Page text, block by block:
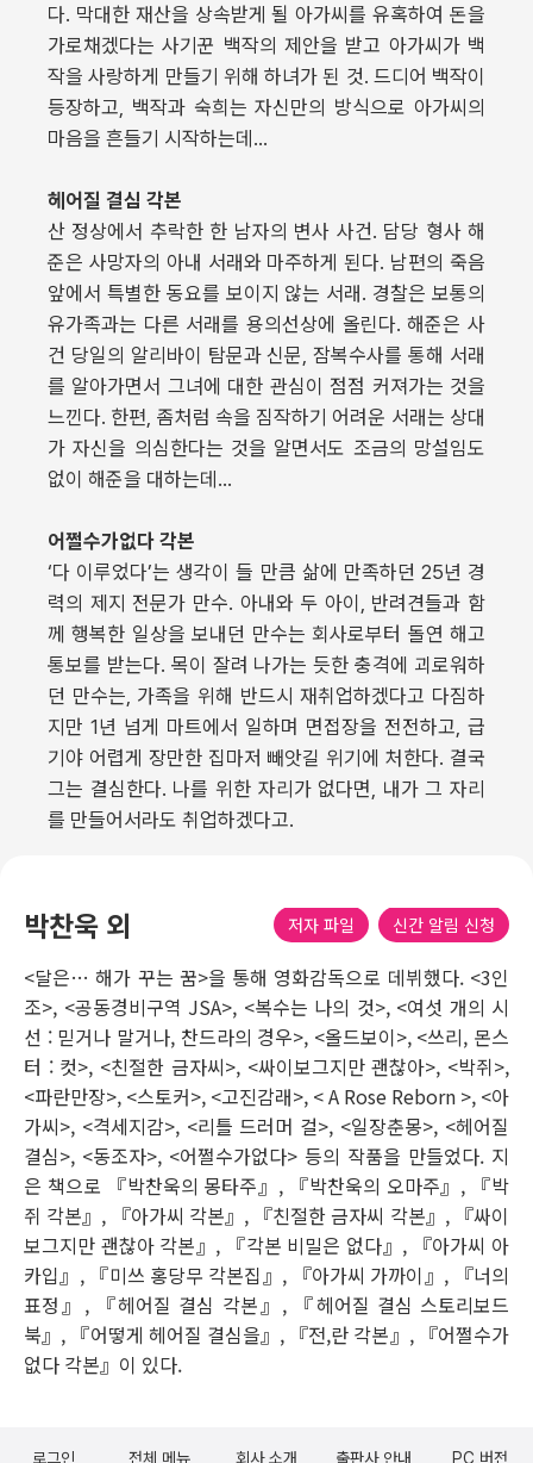
다. 막대한 재산을 상속받게 될 아가씨를 유혹하여 돈을
가로채겠다는 사기꾼 백작의 제안을 받고 아가씨가 백
작을 사랑하게 만들기 위해 하녀가 된 것. 드디어 백작이
등장하고, 백작과 숙희는 자신만의 방식으로 아가씨의
마음을 흔들기 시작하는데…
헤어질 결심 각본
산 정상에서 추락한 한 남자의 변사 사건. 담당 형사 해
준은 사망자의 아내 서래와 마주하게 된다. 남편의 죽음
앞에서 특별한 동요를 보이지 않는 서래. 경찰은 보통의
유가족과는 다른 서래를 용의선상에 올린다. 해준은 사
건 당일의 알리바이 탐문과 신문, 잠복수사를 통해 서래
를 알아가면서 그녀에 대한 관심이 점점 커져가는 것을
느낀다. 한편, 좀처럼 속을 짐작하기 어려운 서래는 상대
가 자신을 의심한다는 것을 알면서도 조금의 망설임도
없이 해준을 대하는데…
어쩔수가없다 각본
‘다 이루었다’는 생각이 들 만큼 삶에 만족하던 25년 경
력의 제지 전문가 만수. 아내와 두 아이, 반려견들과 함
께 행복한 일상을 보내던 만수는 회사로부터 돌연 해고
통보를 받는다. 목이 잘려 나가는 듯한 충격에 괴로워하
던 만수는, 가족을 위해 반드시 재취업하겠다고 다짐하
지만 1년 넘게 마트에서 일하며 면접장을 전전하고, 급
기야 어렵게 장만한 집마저 빼앗길 위기에 처한다. 결국
그는 결심한다. 나를 위한 자리가 없다면, 내가 그 자리
를 만들어서라도 취업하겠다고.
박찬욱 외 저자 파일 신간 알림 신청
<달은… 해가 꾸는 꿈>을 통해 영화감독으로 데뷔했다. <3인
조>, <공동경비구역 JSA>, <복수는 나의 것>, <여섯 개의 시
선 : 믿거나 말거나, 찬드라의 경우>, <올드보이>, <쓰리, 몬스
터 : 컷>, <친절한 금자씨>, <싸이보그지만 괜찮아>, <박쥐>,
<파란만장>, <스토커>, <고진감래>, < A Rose Reborn >, <아
가씨>, <격세지감>, <리틀 드러머 걸>, <일장춘몽>, <헤어질
결심>, <동조자>, <어쩔수가없다> 등의 작품을 만들었다. 지
은 책으로 『박찬욱의 몽타주』, 『박찬욱의 오마주』, 『박
쥐 각본』, 『아가씨 각본』, 『친절한 금자씨 각본』, 『싸이
보그지만 괜찮아 각본』, 『각본 비밀은 없다』, 『아가씨 아
카입』, 『미쓰 홍당무 각본집』, 『아가씨 가까이』, 『너의
표정』, 『헤어질 결심 각본』, 『헤어질 결심 스토리보드
북』, 『어떻게 헤어질 결심을』, 『전,란 각본』, 『어쩔수가
없다 각본』이 있다.
로그인 전체 메뉴 회사 소개 출판사 안내 PC 버전